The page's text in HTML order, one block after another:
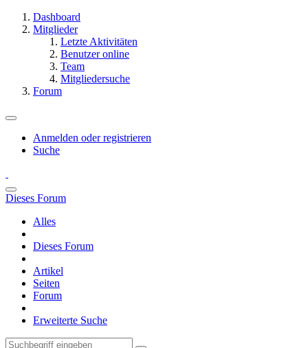
Dashboard
Mitglieder
Letzte Aktivitäten
Benutzer online
Team
Mitgliedersuche
Forum
Anmelden oder registrieren
Suche
Dieses Forum
Alles
Dieses Forum
Artikel
Seiten
Forum
Erweiterte Suche